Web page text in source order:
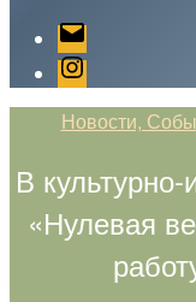
Email
Instagram
Новости,
В
«Нулевая